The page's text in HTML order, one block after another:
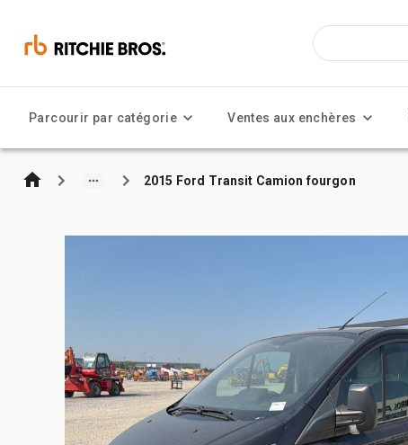
Parcourir par catégorie Ventes aux enchères
2015 Ford Transit Camion fourgon